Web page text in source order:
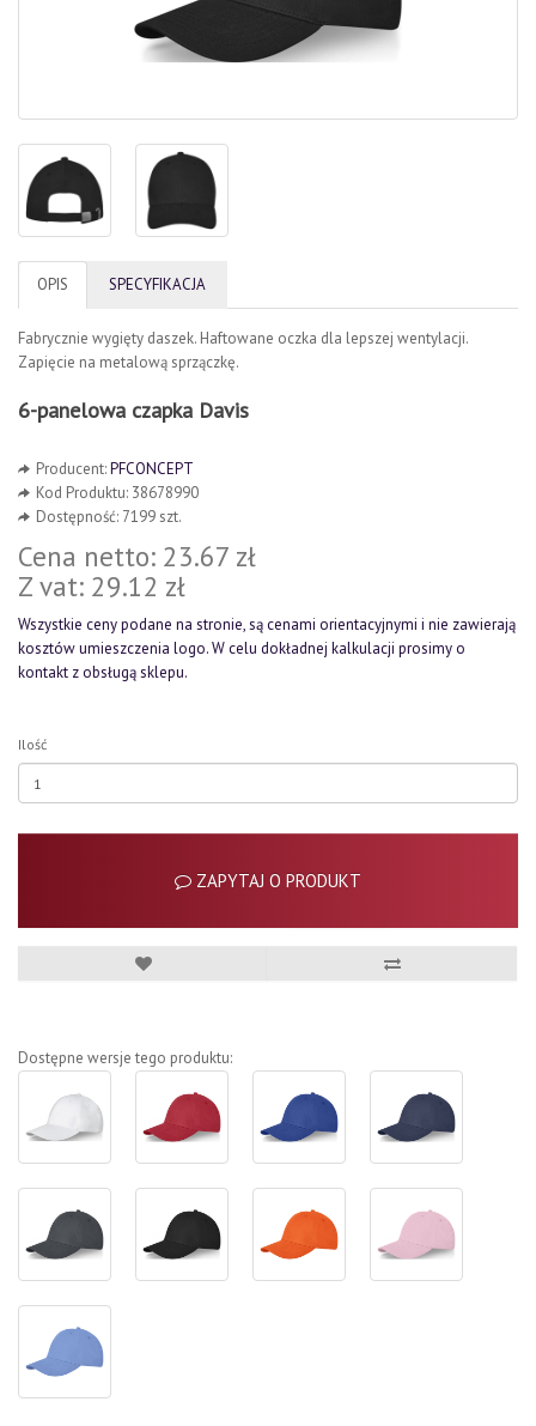
OPIS SPECYFIKACJA
Fabrycznie wygięty daszek. Haftowane oczka dla lepszej wentylacji.
Zapięcie na metalową sprzączkę.
6-panelowa czapka Davis
Producent:PFCONCEPT
Kod Produktu: 38678990
Dostępność: 7199 szt.
Cena netto: 23.67 zł
Z vat: 29.12 zł
Wszystkie ceny podane na stronie, są cenami orientacyjnymi i nie zawierają
kosztów umieszczenia logo. W celu dokładnej kalkulacji prosimy o
kontakt z obsługą sklepu.
Ilość
ZAPYTAJ O PRODUKT
Dostępne wersje tego produktu: